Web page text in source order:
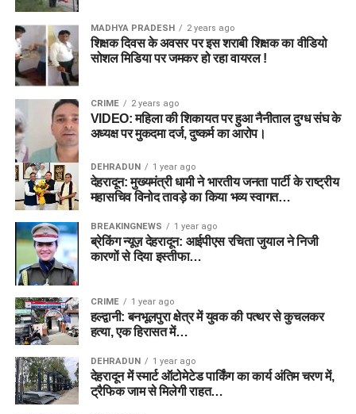
MADHYA PRADESH 2 years ago
शिक्षक दिवस के अवसर पर इस शराबी शिक्षक का वीडियो
सोशल मिडिया पर जमकर हो रहा वायरल !
CRIME 2 years ago
VIDEO: महिला की शिकायत पर हुआ नैनीताल दुग्ध संघ के
अध्यक्ष पर मुकदमा दर्ज, दुष्कर्म का आरोप।
DEHRADUN 1 year ago
देहरादून: मुख्यमंत्री धामी ने भारतीय जनता पार्टी के राष्ट्रीय
महासचिव विनोद तावड़े का किया भव्य स्वागत…
BREAKINGNEWS 1 year ago
ब्रेकिंग न्यूज़ देहरादून: आईपीएस रचिता जुयाल ने निजी
कारणों से दिया इस्तीफा…
CRIME 1 year ago
हल्द्वानी: बनभूलपुरा क्षेत्र में युवक की पत्थर से कुचलकर
हत्या, एक हिरासत में…
DEHRADUN 1 year ago
देहरादून में स्मार्ट ऑटोमेटेड पार्किंग का कार्य अंतिम चरण में,
ट्रैफिक जाम से मिलेगी राहत…